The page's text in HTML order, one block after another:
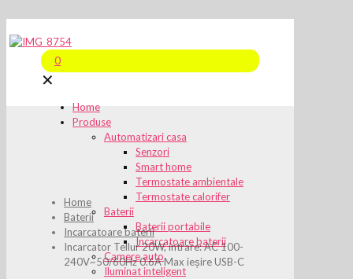
0
✕
Home
Produse
Automatizari casa
Senzori
Smart home
Termostate ambientale
Termostate calorifer
Baterii
Baterii portabile
Incarcatoare baterii
Camere auto
Iluminat inteligent
Home
Baterii
Incarcatoare baterii
Incarcator Tellur 20W, intrare: AC 100-
240V~50/60Hz 0.6A Max ieșire USB-C